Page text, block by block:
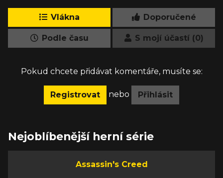
Vlákna Doporučené
Podle času S mojí účastí (0)
Pokud chcete přidávat komentáře, musíte se:
Registrovat nebo Přihlásit
Nejoblíbenější herní série
Assassin's Creed